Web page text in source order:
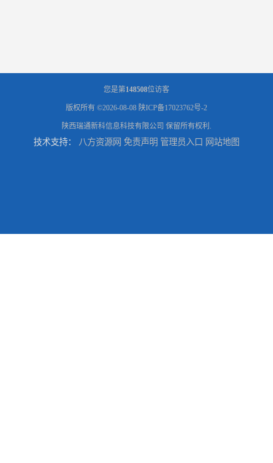
您是第148508位访客
版权所有 ©2026-08-08 陕ICP备17023762号-2
陕西瑞通新科信息科技有限公司 保留所有权利.
技术支持： 八方资源网 免责声明 管理员入口 网站地图